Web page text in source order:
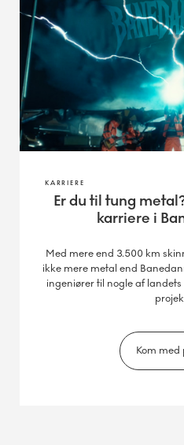
KARRIERE
Er du til tung
karriere i
Med mere end 3.500 km
ikke mere metal end
ingeniører til nogle af
Kom med